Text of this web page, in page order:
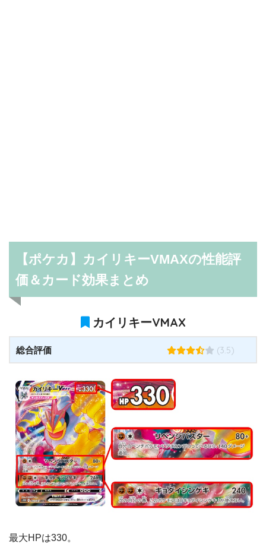
【ポケカ】カイリキーVMAXの性能評
価＆カード効果まとめ
カイリキーVMAX
総合評価 (3.5)
最大HPは330。